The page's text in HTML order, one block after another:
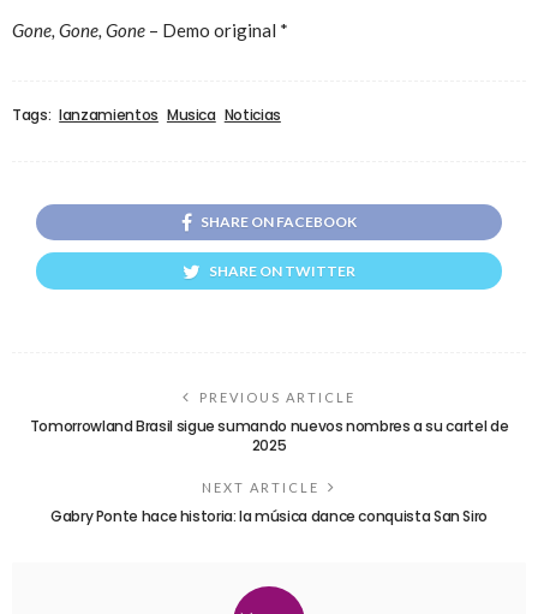
Gone, Gone, Gone – Demo original *
Tags: lanzamientos Musica Noticias
SHARE ON FACEBOOK
SHARE ON TWITTER
PREVIOUS ARTICLE
Tomorrowland Brasil sigue sumando nuevos nombres a su cartel de
2025
NEXT ARTICLE
Gabry Ponte hace historia: la música dance conquista San Siro